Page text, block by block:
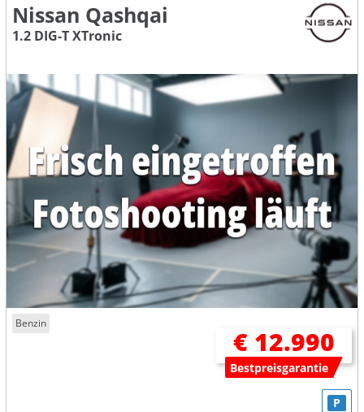
Nissan Qashqai
1.2 DIG-T XTronic
Benzin
€ 12.990
Bestpreisgarantie
P